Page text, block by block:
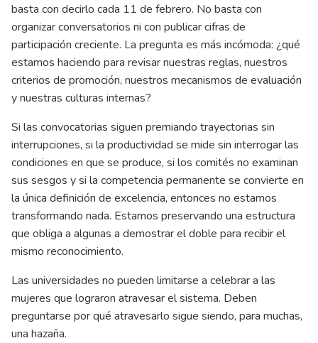
basta con decirlo cada 11 de febrero. No basta con
organizar conversatorios ni con publicar cifras de
participación creciente. La pregunta es más incómoda: ¿qué
estamos haciendo para revisar nuestras reglas, nuestros
criterios de promoción, nuestros mecanismos de evaluación
y nuestras culturas internas?
Si las convocatorias siguen premiando trayectorias sin
interrupciones, si la productividad se mide sin interrogar las
condiciones en que se produce, si los comités no examinan
sus sesgos y si la competencia permanente se convierte en
la única definición de excelencia, entonces no estamos
transformando nada. Estamos preservando una estructura
que obliga a algunas a demostrar el doble para recibir el
mismo reconocimiento.
Las universidades no pueden limitarse a celebrar a las
mujeres que lograron atravesar el sistema. Deben
preguntarse por qué atravesarlo sigue siendo, para muchas,
una hazaña.